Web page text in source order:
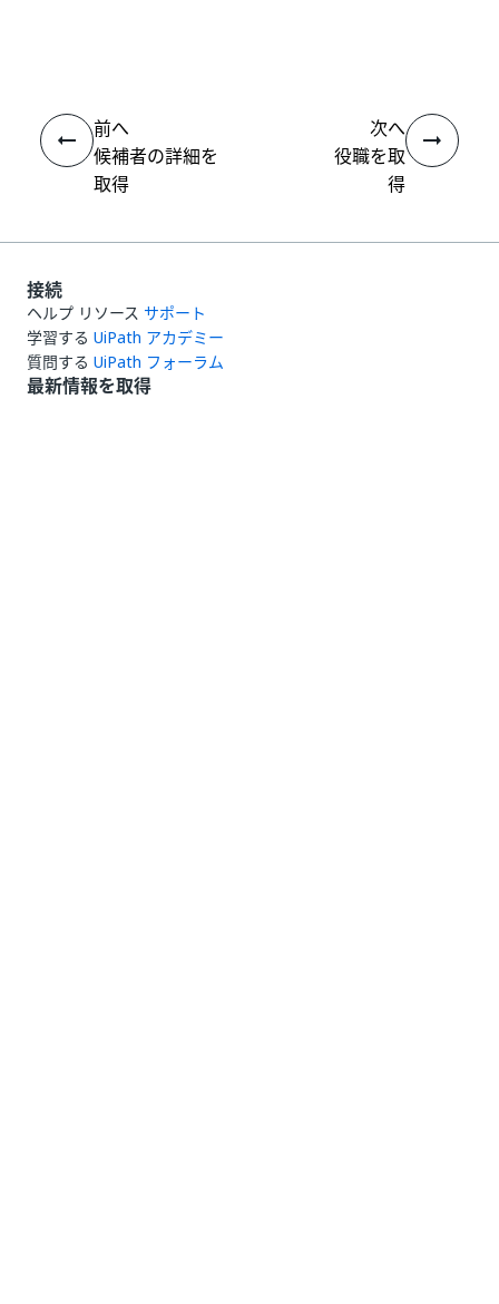
前へ
候補者の詳細を
取得
次へ
役職を取
得
接続
ヘルプ リソース サポート
学習する UiPath アカデミー
質問する UiPath フォーラム
最新情報を取得